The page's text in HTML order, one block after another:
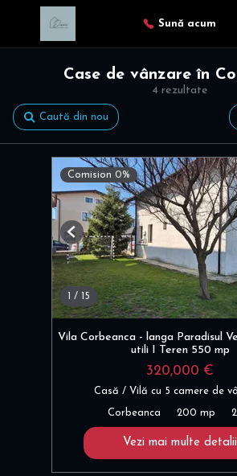
Sună acum
4 rezultate
Case de vânzare în
Caută din nou
Comision 0%
1 / 15
Previous
Vila Corbeanca - langa Paradisul
utili I Teren 550 mp
320,000 €
Casă / Vilă cu 5 camere de
Corbeanca 200 mp
Vezi mai multe detalii